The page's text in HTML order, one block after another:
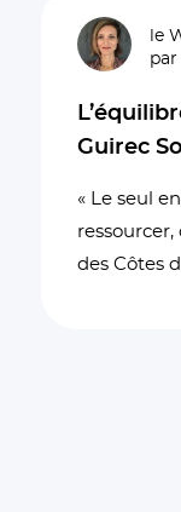
le
par
Guirec
« Le seul
ressourcer,
des Côtes